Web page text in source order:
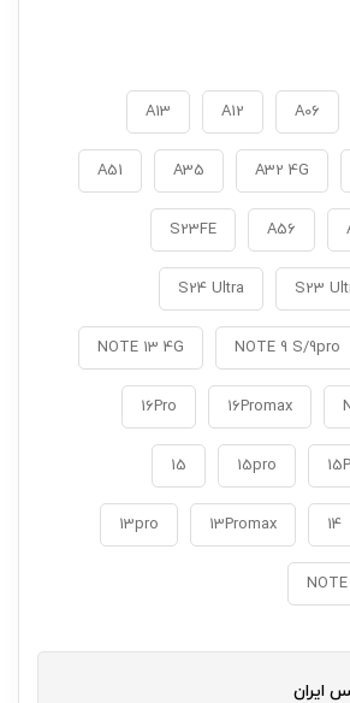
A06
A12
A13
A32 4G
A35
A51
A56
S23FE
S23
S24 Ultra
NOTE 9 S/9pro
NOTE 13 4G
16Promax
16Pro
15pro
15
14
13Promax
13pro
ایران